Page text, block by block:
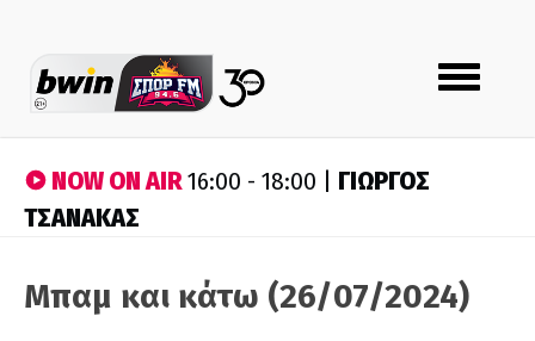
Toggle
navigation
NOW ON AIR16:00 - 18:00 | ΓΙΩΡΓΟΣ
ΤΣΑΝΑΚΑΣ
Μπαμ και κάτω (26/07/2024)